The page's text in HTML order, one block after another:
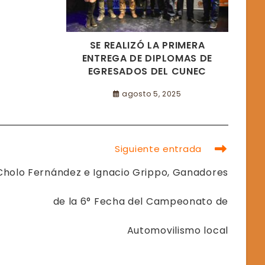
SE REALIZÓ LA PRIMERA
ENTREGA DE DIPLOMAS DE
EGRESADOS DEL CUNEC
agosto 5, 2025
Siguiente entrada
Fernández e Ignacio Grippo, Ganadores
de la 6° Fecha del Campeonato de
Automovilismo local